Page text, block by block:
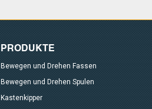
PRODUKTE
Bewegen und Drehen Fassen
Bewegen und Drehen Spulen
Kastenkipper